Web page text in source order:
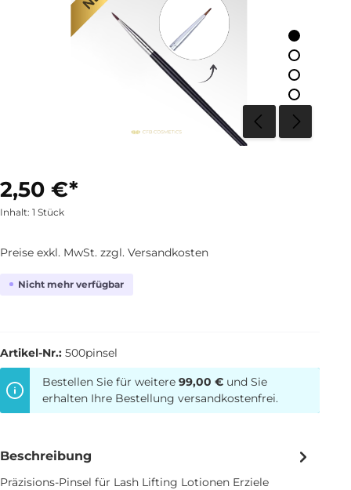
2,50 €*
Inhalt: 1 Stück
Preise exkl. MwSt. zzgl. Versandkosten
Nicht mehr verfügbar
Artikel-Nr.: 500pinsel
Bestellen Sie für weitere 99,00 € und Sie
erhalten Ihre Bestellung versandkostenfrei.
Beschreibung
Präzisions-Pinsel für Lash Lifting Lotionen Erziele